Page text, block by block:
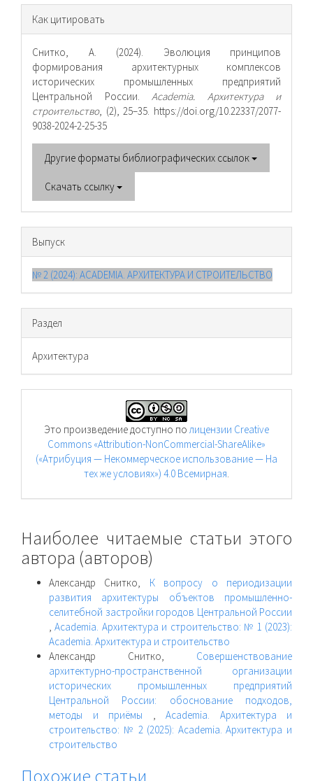
Информация
о статье
Как цитировать
Снитко, А. (2024). Эволюция принципов
формирования архитектурных комплексов
исторических промышленных предприятий
Центральной России. Academia. Архитектура и
строительство, (2), 25–35. https://doi.org/10.22337/2077-
9038-2024-2-25-35
Другие форматы библиографических ссылок
Скачать ссылку
Выпуск
№ 2 (2024): ACADEMIA. АРХИТЕКТУРА И СТРОИТЕЛЬСТВО
Раздел
Архитектура
Это произведение доступно полицензии Creative
Commons «Attribution-NonCommercial-ShareAlike»
(«Атрибуция — Некоммерческое использование — На
тех же условиях») 4.0 Всемирная.
Наиболее читаемые статьи этого
автора (авторов)
Александр Снитко, К вопросу о периодизации
развития архитектуры объектов промышленно-
селитебной застройки городов Центральной России
,Academia. Архитектура и строительство: № 1 (2023):
Academia. Архитектура и строительство
Александр Снитко, Совершенствование
архитектурно-пространственной организации
исторических промышленных предприятий
Центральной России: обоснование подходов,
методы и приёмы , Academia. Архитектура и
строительство: № 2 (2025): Academia. Архитектура и
строительство
Похожие статьи